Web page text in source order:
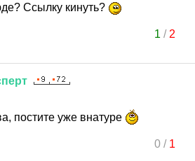
Ссылку кинуть?
1 / 2
постите уже внатуре
0/ 1